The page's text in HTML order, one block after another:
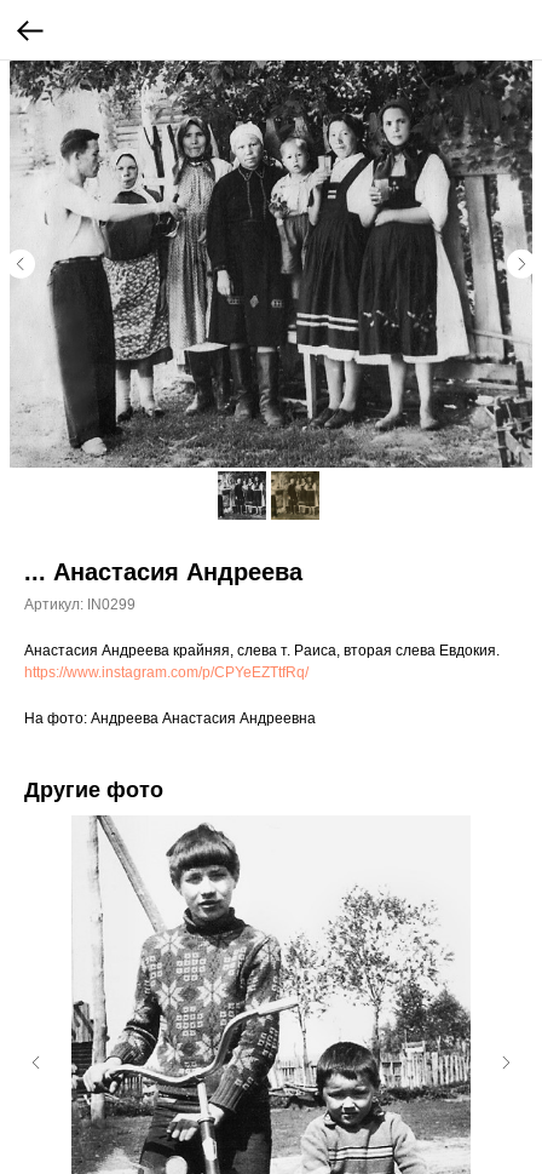
... Анастасия Андреева
Артикул: IN0299
Анастасия Андреева крайняя, слева т. Раиса, вторая слева Евдокия.
https://www.instagram.com/p/CPYeEZTtfRq/
На фото: Андреева Анастасия Андреевна
Другие фото